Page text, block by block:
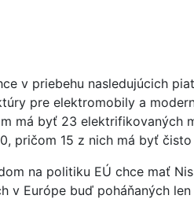
v priebehu nasledujúcich
pre elektromobily a
má byť 23 elektrifikovaných
pričom 15 z nich má byť
na politiku EÚ chce mať
v Európe buď poháňaných